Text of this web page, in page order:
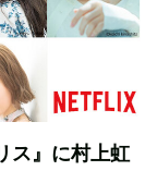
ス』に村上虹